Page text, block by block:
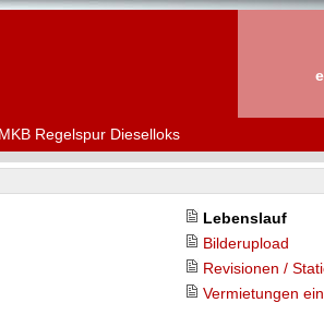
MKB Regelspur Dieselloks
Lebenslauf
Bilderupload
Revisionen /
Vermietungen